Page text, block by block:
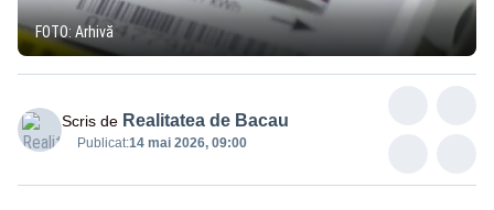
FOTO: Arhivă
Scris de Realitatea de Bacau
Publicat:14 mai 2026, 09:00